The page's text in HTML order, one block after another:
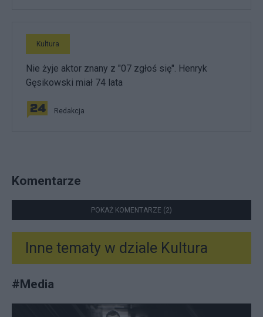
Kultura
Nie żyje aktor znany z "07 zgłoś się". Henryk
Gęsikowski miał 74 lata
Redakcja
Komentarze
POKAŻ KOMENTARZE (2)
Inne tematy w dziale Kultura
#Media